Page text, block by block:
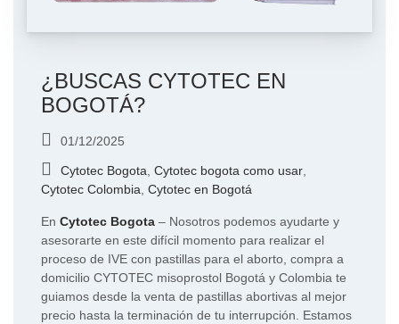
¿BUSCAS CYTOTEC EN
BOGOTÁ?
01/12/2025
Cytotec Bogota, Cytotec bogota como usar,
Cytotec Colombia, Cytotec en Bogotá
En Cytotec Bogota – Nosotros podemos ayudarte y
asesorarte en este difícil momento para realizar el
proceso de IVE con pastillas para el aborto, compra a
domicilio CYTOTEC misoprostol Bogotá y Colombia te
guiamos desde la venta de pastillas abortivas al mejor
precio hasta la terminación de tu interrupción. Estamos